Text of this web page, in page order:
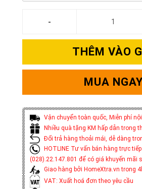
THÊM VÀO
MUA NGAY
Vận chuyển toàn quốc, Miễn phí
Nhiều quà tặng KM hấp dẫn trong
Đổi trả hàng thoải mái, dễ dàng
HOTLINE Tư vấn bán hàng trực
(028).22.147.801 để có giá khuyến mãi
Giao hàng bởi HomeXtra.vn trong
VAT: Xuất hoá đơn theo yêu cầu